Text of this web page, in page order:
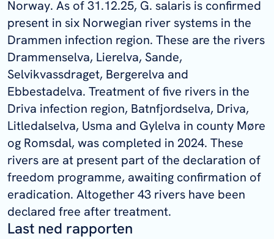
Norway. As of 31.12.25, G. salaris is confirmed
present in six Norwegian river systems in the
Drammen infection region. These are the rivers
Drammenselva, Lierelva, Sande,
Selvikvassdraget, Bergerelva and
Ebbestadelva. Treatment of five rivers in the
Driva infection region, Batnfjordselva, Driva,
Litledalselva, Usma and Gylelva in county Møre
og Romsdal, was completed in 2024. These
rivers are at present part of the declaration of
freedom programme, awaiting confirmation of
eradication. Altogether 43 rivers have been
declared free after treatment.
Last ned rapporten